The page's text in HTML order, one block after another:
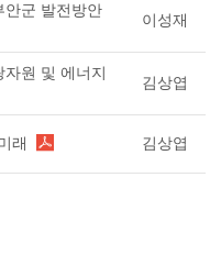
안군 발전방안
이성재
원 및 에너지
김상엽
래 김상엽